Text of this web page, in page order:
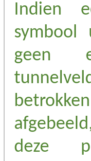
Indien
geen
deze